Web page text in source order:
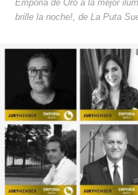
Emporia de Oro a la mejor
brille la noche!, de La Puta